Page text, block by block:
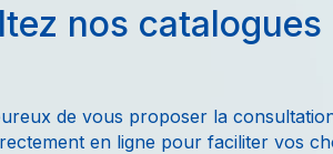
nos catalogues
de vous proposer la
en ligne pour faciliter vos